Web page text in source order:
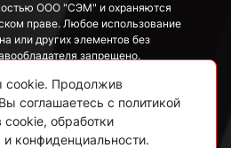
ООО "СЭМ" и охраняются
праве. Любое использование
или других элементов без
запрещено.
сайте, носит исключительно
не может рассматриваться как
со ст. 437 ГК РФ.
cookie. Продолжив
соглашаетесь с политикой
cookie, обработки
конфиденциальности.